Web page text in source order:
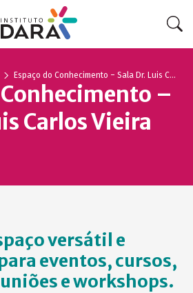
Espaço do Conhecimento – Sala Dr. Luis Carlos Vieira Teixeira
Conhecimento –
Carlos Vieira
versátil e
eventos, cursos,
e workshops.